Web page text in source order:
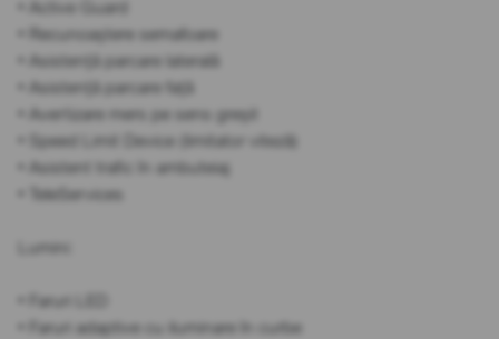
• Active Guard
• Recunoaștere semafoare
• Asistență parcare laterală
• Asistență parcare față
• Avertizare mers pe sens greșit
• Speed Limit Device (limitator viteză)
• Asistent trafic în ambuteiaj
• TeleServices
Lumini:
• Faruri LED
• Faruri adaptive cu iluminare în curbe